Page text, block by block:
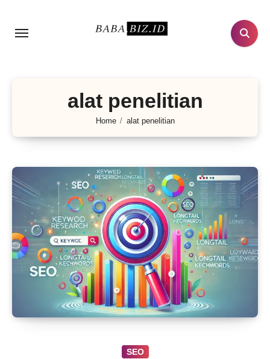
alat penelitian
Home alat penelitian
SEO